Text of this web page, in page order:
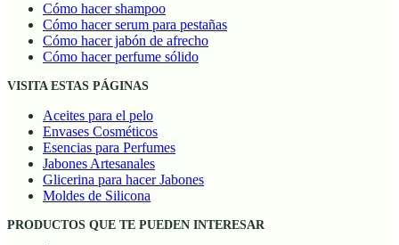
Cómo hacer shampoo
Cómo hacer serum para pestañas
Cómo hacer jabón de afrecho
Cómo hacer perfume sólido
VISITA ESTAS PÁGINAS
Aceites para el pelo
Envases Cosméticos
Esencias para Perfumes
Jabones Artesanales
Glicerina para hacer Jabones
Moldes de Silicona
PRODUCTOS QUE TE PUEDEN INTERESAR